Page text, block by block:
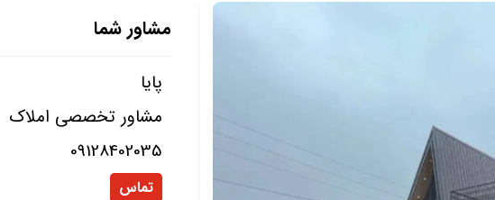
مشاور شما
پایا
مشاور تخصصی املاک
09128402035
تماس